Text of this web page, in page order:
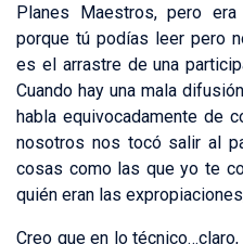
Planes Maestros, pero
porque tú podías leer pero
es el arrastre de una
Cuando hay una mala
habla equivocadamente de
nosotros nos tocó salir al
cosas como las que yo te
quién eran las
Creo que en lo